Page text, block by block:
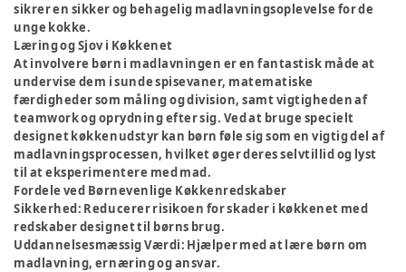
sikrer en sikker og behagelig madlavningsoplevelse for de
unge kokke.
Læring og Sjov i Køkkenet
At involvere børn i madlavningen er en fantastisk måde at
undervise dem i sunde spisevaner, matematiske
færdigheder som måling og division, samt vigtigheden af
teamwork og oprydning efter sig. Ved at bruge specielt
designet køkkenudstyr kan børn føle sig som en vigtig del af
madlavningsprocessen, hvilket øger deres selvtillid og lyst
til at eksperimentere med mad.
Fordele ved Børnevenlige Køkkenredskaber
Sikkerhed: Reducerer risikoen for skader i køkkenet med
redskaber designet til børns brug.
Uddannelsesmæssig Værdi: Hjælper med at lære børn om
madlavning, ernæring og ansvar.